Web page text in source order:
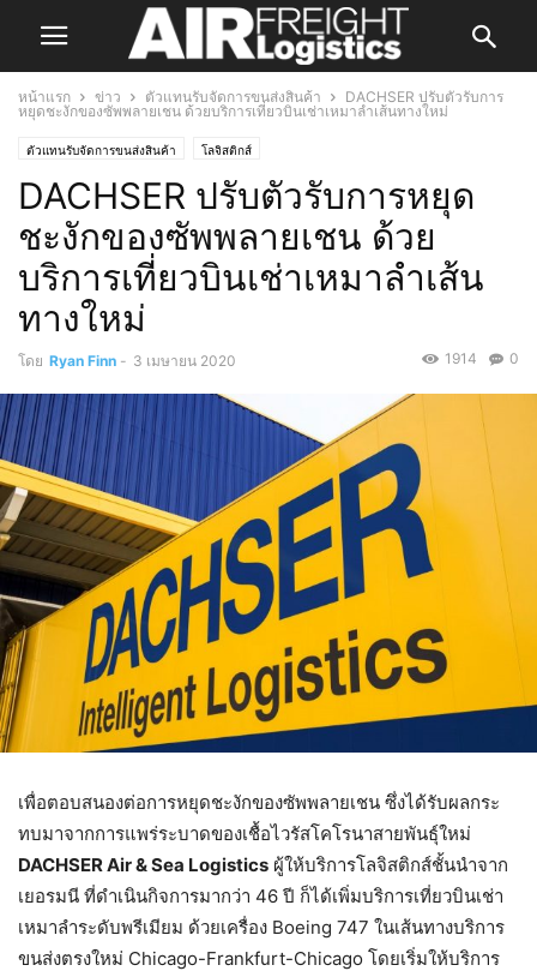
หน้าแรก ข่าว ตัวแทนรับจัดการขนส่งสินค้า
DACHSER ปรับตัวรับการ
หยุดชะงักของซัพพลายเชน ด้วยบริการเที่ยวบินเช่าเหมาลำเส้นทางใหม่
ตัวแทนรับจัดการขนส่งสินค้า โลจิสติกส์
DACHSER ปรับตัวรับการหยุด
ชะงักของซัพพลายเชน ด้วย
บริการเที่ยวบินเช่าเหมาลำเส้น
ทางใหม่
โดย Ryan Finn - 3 เมษายน 2020 0
1914
เพื่อตอบสนองต่อการหยุดชะงักของซัพพลายเชน ซึ่งได้รับผลกระ
ทบมาจากการแพร่ระบาดของเชื้อไวรัสโคโรนาสายพันธุ์ใหม่
DACHSER Air & Sea Logistics ผู้ให้บริการโลจิสติกส์ชั้นนำจาก
เยอรมนี ที่ดำเนินกิจการมากว่า 46 ปี ก็ได้เพิ่มบริการเที่ยวบินเช่า
เหมาลำระดับพรีเมียม ด้วยเครื่อง Boeing 747 ในเส้นทางบริการ
ขนส่งตรงใหม่ Chicago-Frankfurt-Chicago โดยเริ่มให้บริการ